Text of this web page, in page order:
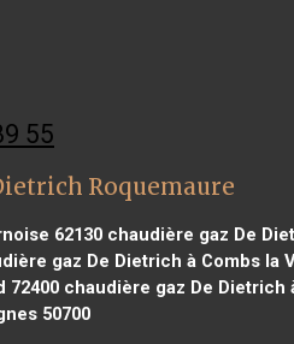
55
Roquemaure
62130chaudière gaz De
gaz De Dietrich à Combs la
72400 chaudière gaz De Dietrich
50700